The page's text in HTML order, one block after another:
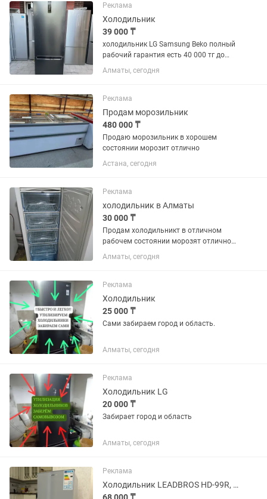
В): 179 × 66,5 × 81 см. ...
Реклама
Холодильник
39 000 ₸
холодильник LG Samsung Beko полный
рабочий гарантия есть 40 000 тг до
150 000 тг много сразу
Алматы, сегодня
Реклама
Продам морозильник
480 000 ₸
Продаю морозильник в хорошем
состоянии морозит отлично
Астана, сегодня
Реклама
холодильник в Алматы
30 000 ₸
Продам холодильникт в отличном
рабочем состоянии морозят отлично
цены разные от 30000 и выше
Алматы, сегодня
Реклама
Холодильник
25 000 ₸
Сами забираем город и область.
Алматы, сегодня
Реклама
Холодильник LG
20 000 ₸
Забирает город и область
Алматы, сегодня
Реклама
Холодильник LEADBROS HD-99R, 6 месяцев использования